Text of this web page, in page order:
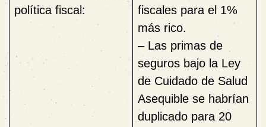
política fiscal:
fiscales para el 1%
más rico.
– Las primas de
seguros bajo la Ley
de Cuidado de Salud
Asequible se habrían
duplicado para 20